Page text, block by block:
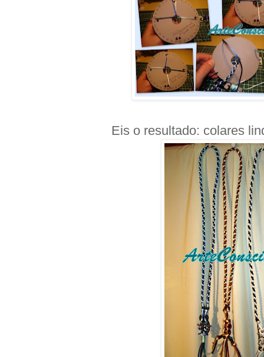
Eis o resultado: colares